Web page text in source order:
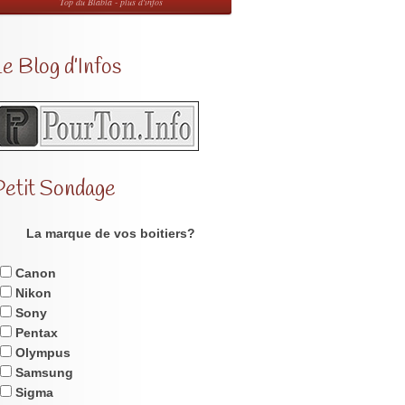
Blog d’Infos
Sondage
La marque de vos boitiers?
Canon
Nikon
Sony
Pentax
Olympus
Samsung
Sigma